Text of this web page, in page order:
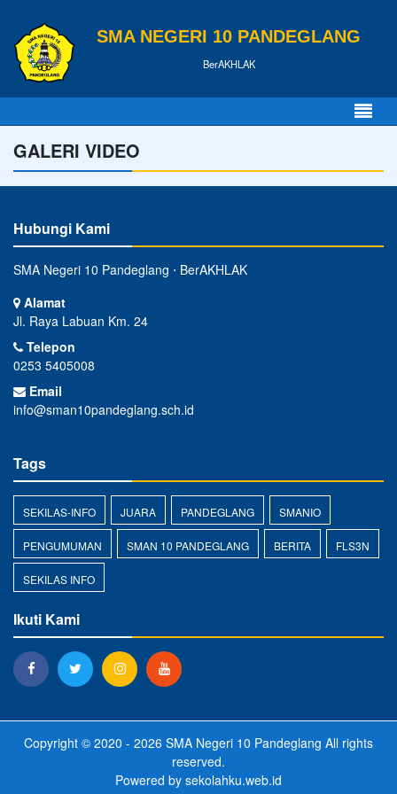
SMA NEGERI 10 PANDEGLANG
BerAKHLAK
GALERI VIDEO
Hubungi Kami
SMA Negeri 10 Pandeglang ⋅ BerAKHLAK
Alamat
Jl. Raya Labuan Km. 24
Telepon
0253 5405008
Email
info@sman10pandeglang.sch.id
Tags
SEKILAS-INFO JUARA PANDEGLANG SMANIO
PENGUMUMAN SMAN 10 PANDEGLANG BERITA FLS3N
SEKILAS INFO
Ikuti Kami
Copyright © 2020 - 2026 SMA Negeri 10 Pandeglang All rights
reserved.
Powered by sekolahku.web.id